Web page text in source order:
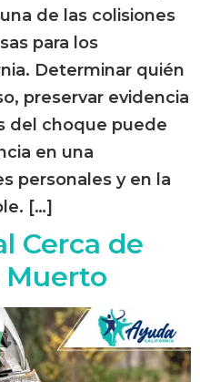
de las colisiones
para los
Determinar quién
preservar evidencia
del choque puede
en una
personales y en la
[…]
Cerca de
Muerto